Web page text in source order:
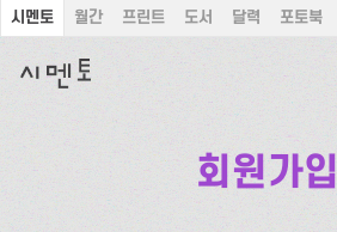
시멘토 월간 프린트 도서 달력 포토북
회원가입